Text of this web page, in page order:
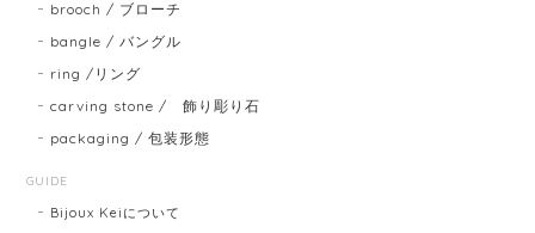
brooch / ブローチ
bangle / バングル
ring /リング
carving stone / 飾り彫り石
packaging / 包装形態
GUIDE
Bijoux Keiについて